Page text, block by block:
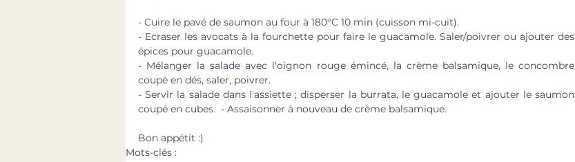
- Cuire le pavé de saumon au four à 180°C 10 min (cuisson mi-cuit).
- Ecraser les avocats à la fourchette pour faire le guacamole. Saler/poivrer ou ajouter des
épices pour guacamole.
- Mélanger la salade avec l'oignon rouge émincé, la crème balsamique, le concombre
coupé en dés, saler, poivrer.
- Servir la salade dans l'assiette ; disperser la burrata, le guacamole et ajouter le saumon
coupé en cubes.  - Assaisonner à nouveau de crème balsamique.
Bon appétit :)
Mots-clés :